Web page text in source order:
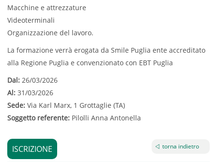
Macchine e attrezzature
Videoterminali
Organizzazione del lavoro.
La formazione verrà erogata da Smile Puglia ente accreditato
alla Regione Puglia e convenzionato con EBT Puglia
Dal: 26/03/2026
Al: 31/03/2026
Sede: Via Karl Marx, 1 Grottaglie (TA)
Soggetto referente: Pilolli Anna Antonella
ISCRIZIONE torna indietro